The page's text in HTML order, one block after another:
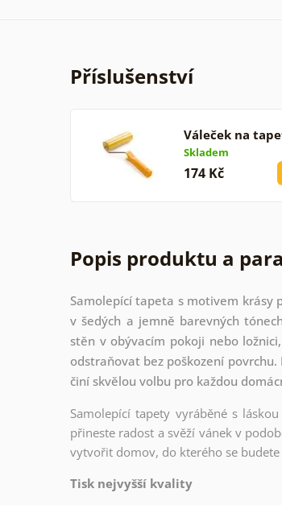
Příslušenství
Váleček na
Skladem
174 Kč
Popis produktu a
Samolepící tapeta s motivem krásy
v šedých a jemně barevných
stěn v obývacím pokoji nebo
odstraňovat bez poškození
činí skvělou volbu pro každou
Samolepící tapety vyráběné s
přineste radost a svěží vánek v
vytvořit domov, do kterého se budete
Tisk nejvyšší kvality